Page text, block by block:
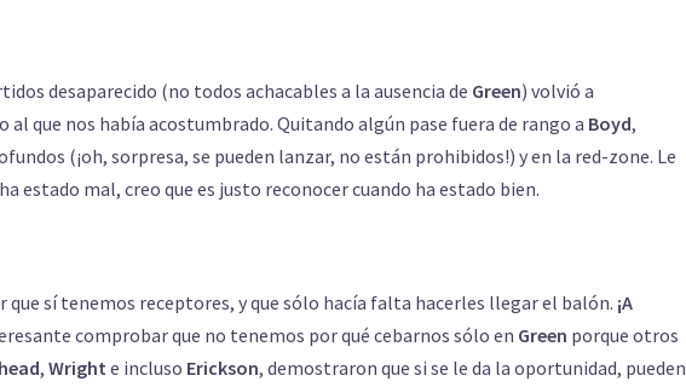
desaparecido (no todos achacables a la ausencia de Green) volvió a
que nos había acostumbrado. Quitando algún pase fuera de rango a Boyd,
(¡oh, sorpresa, se pueden lanzar, no están prohibidos!) y en la red-zone. Le
estado mal, creo que es justo reconocer cuando ha estado bien.
que sí tenemos receptores, y que sólo hacía falta hacerles llegar el balón. ¡A
comprobar que no tenemos por qué cebarnos sólo en Green porque otros
, Wright e incluso Erickson, demostraron que si se le da la oportunidad, pueden